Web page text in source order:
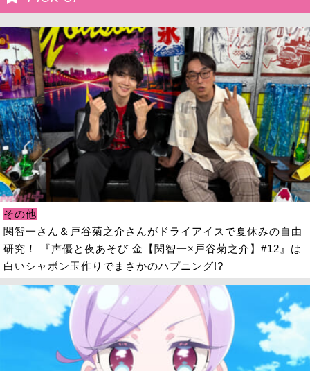
その他
関智一さん＆戸谷菊之介さんがドライアイスで夏休みの自由
研究！ 『声優と夜あそび 金【関智一×戸谷菊之介】#12』は
白いシャボン玉作りでまさかのハプニング!?